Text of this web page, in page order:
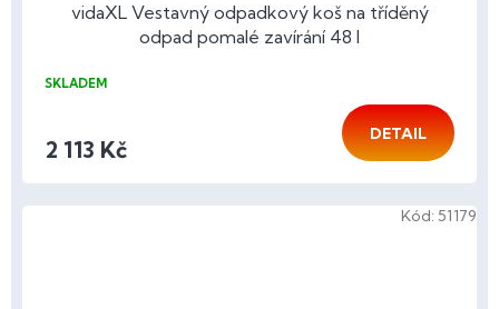
vidaXL Vestavný odpadkový koš na tříděný
odpad pomalé zavírání 48 l
SKLADEM
2 113 Kč
DETAIL
Kód: 51179